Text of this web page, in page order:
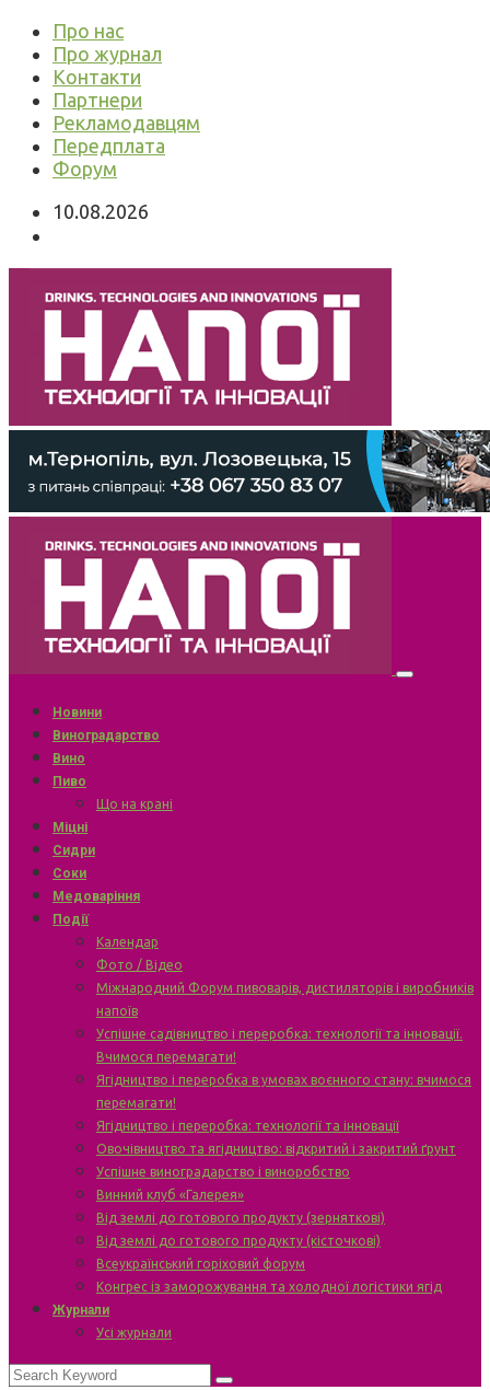
Про нас
Про журнал
Контакти
Партнери
Рекламодавцям
Передплата
Форум
10.08.2026
Новини
Виноградарство
Вино
Пиво
Що на крані
Міцні
Сидри
Соки
Медоваріння
Події
Календар
Фото / Відео
Міжнародний Форум пивоварів, дистиляторів і виробників
напоїв
Успішне садівництво і переробка: технології та інновації.
Вчимося перемагати!
Ягідництво і переробка в умовах воєнного стану: вчимося
перемагати!
Ягідництво і переробка: технології та інновації
Овочівництво та ягідництво: відкритий і закритий ґрунт
Успішне виноградарство і виноробство
Винний клуб «Галерея»
Від землі до готового продукту (зерняткові)
Від землі до готового продукту (кісточкові)
Всеукраїнський горіховий форум
Конгрес із заморожування та холодної логістики ягід
Журнали
Усі журнали